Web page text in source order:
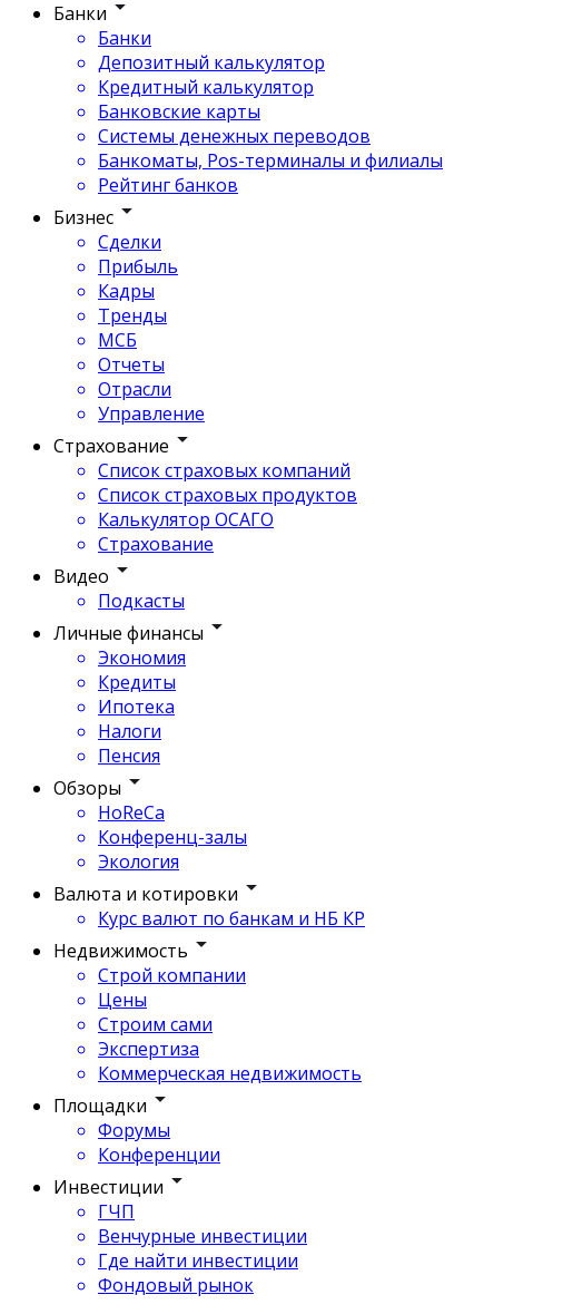
Банки
Банки
Депозитный калькулятор
Кредитный калькулятор
Банковские карты
Системы денежных переводов
Банкоматы, Pos-терминалы и филиалы
Рейтинг банков
Бизнес
Сделки
Прибыль
Кадры
Тренды
МСБ
Отчеты
Отрасли
Управление
Страхование
Список страховых компаний
Список страховых продуктов
Калькулятор ОСАГО
Страхование
Видео
Подкасты
Личные финансы
Экономия
Кредиты
Ипотека
Налоги
Пенсия
Обзоры
HoReCa
Конференц-залы
Экология
Валюта и котировки
Курс валют по банкам и НБ КР
Недвижимость
Строй компании
Цены
Строим сами
Экспертиза
Коммерческая недвижимость
Площадки
Форумы
Конференции
Инвестиции
ГЧП
Венчурные инвестиции
Где найти инвестиции
Фондовый рынок